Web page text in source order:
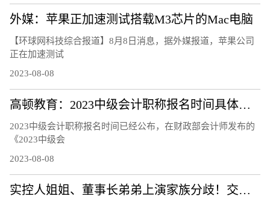
外媒：苹果正加速测试搭载M3芯片的Mac电脑
【环球网科技综合报道】8月8日消息，据外媒报道，苹果公司
正在加速测试
2023-08-08
高顿教育：2023中级会计职称报名时间具体安排
2023中级会计职称报名时间已经公布，在财政部会计师发布的
《2023中级会
2023-08-08
实控人姐姐、董事长弟弟上演家族分歧！交易所连夜发函、股价开盘跌12％